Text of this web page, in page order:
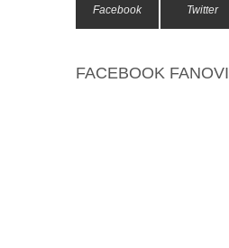
Facebook Twitter
FACEBOOK FANOVI